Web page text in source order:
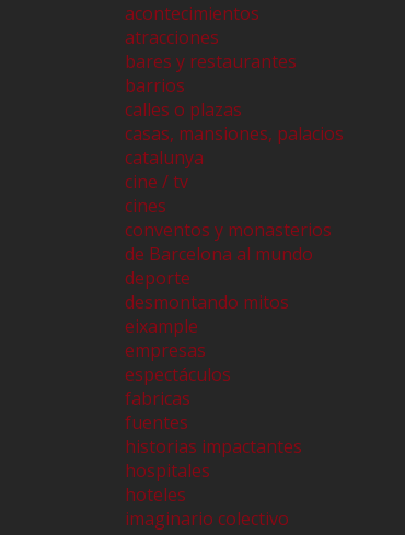
acontecimientos
atracciones
bares y restaurantes
barrios
calles o plazas
casas, mansiones, palacios
catalunya
cine / tv
cines
conventos y monasterios
de Barcelona al mundo
deporte
desmontando mitos
eixample
empresas
espectáculos
fabricas
fuentes
historias impactantes
hospitales
hoteles
imaginario colectivo